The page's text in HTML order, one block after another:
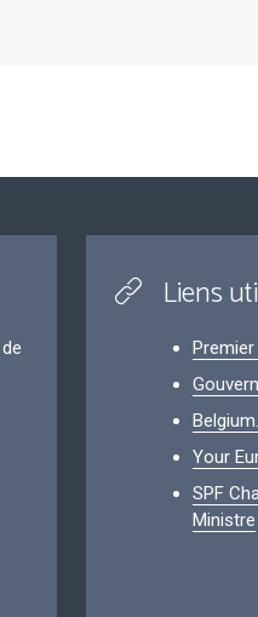
Liens
Your
SPF
Ministre